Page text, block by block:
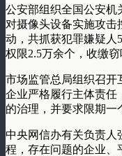
公安部组织全国公安机
对摄像头设备实施攻
动，共抓获犯罪嫌疑人
权限2.5万余个，收缴窃
市场监管总局组织召开
企业严格履行主体责任
的治理，并要求限期一
中央网信办有关负责人
程，存在问题的企业、